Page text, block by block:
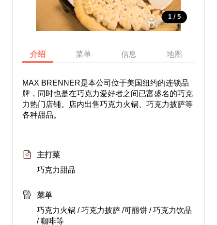
1 / 5
介绍 菜单 信息 地图
MAX BRENNER是本公司位于美国纽约的连锁品
牌，同时也是在巧克力爱好者之间已富盛名的巧克
力热门店铺。店内出售巧克力火锅、巧克力披萨等
各种甜品。
主打菜
巧克力甜品
菜单
巧克力火锅 / 巧克力披萨 /可丽饼 / 巧克力饮品
/ 咖啡等